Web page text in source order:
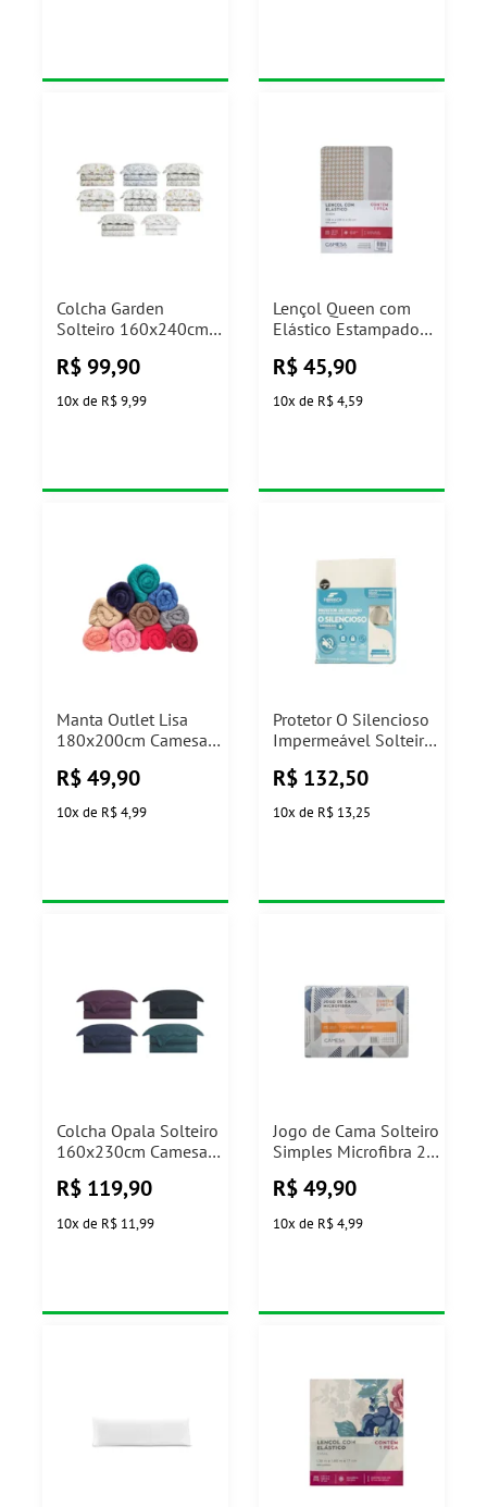
Colcha Garden
Solteiro 160x240cm
Sortidos)
R$ 99,90
10x de R$ 9,99
Lençol Queen com
Elástico Estampado
Sortidos)
R$ 45,90
10x de R$ 4,59
Manta Outlet Lisa
180x200cm Camesa
R$ 49,90
10x de R$ 4,99
Protetor O Silencioso
Impermeável Solteiro
R$ 132,50
10x de R$ 13,25
Colcha Opala Solteiro
160x230cm Camesa
R$ 119,90
10x de R$ 11,99
Jogo de Cama Solteiro
Simples Microfibra 2
Sortidas)
R$ 49,90
10x de R$ 4,99